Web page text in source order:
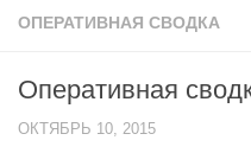
Поисково-спасательный
Центр размещения
Главные новости
Оперативная сводка
ОПЕРАТИВНАЯ СВОДКА
Оперативная
ОКТЯБРЬ 10, 2015